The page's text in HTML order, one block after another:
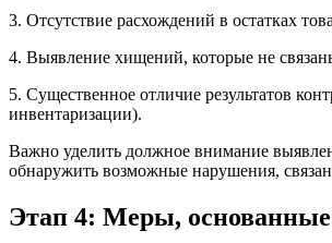
3. Отсутствие расхождений в остатках
4. Выявление хищений, которые не
5. Существенное отличие результатов
инвентаризации).
Важно уделить должное внимание
обнаружить возможные нарушения,
Этап 4: Меры, основанные